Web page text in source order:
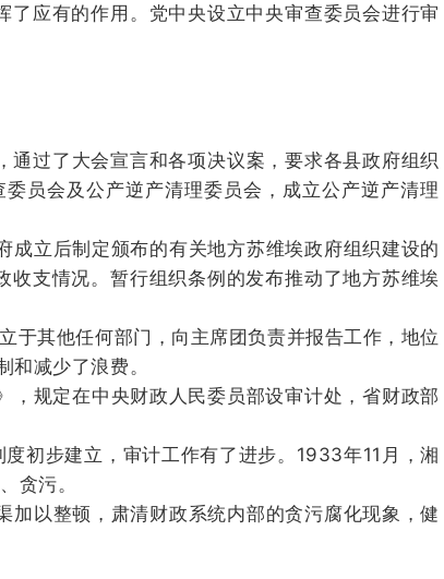
应有的作用。 党中央设立中央审查委员会进行审
过了大会宣言和各项决议案，要求各县政府组织
员会及公产逆产清理委员会，成立公产逆产清理
立后制定颁布的有关地方苏维埃政府组织建设的
支情况。 暂行组织条例的发布推动了地方苏维埃
其他任何部门，向主席团负责并报告工作，地位
和减少了浪费。
规定在中央财政人民委员部设审计处，省财政部
初步建立，审计工作有了进步。 1933年11月，湘
贪污。
以整顿，肃清财政系统内部的贪污腐化现象，健